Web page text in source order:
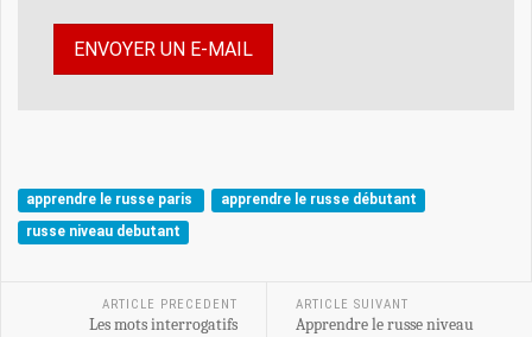
ENVOYER UN E-MAIL
apprendre le russe paris
apprendre le russe débutant
russe niveau debutant
ARTICLE PRECEDENT
Les mots interrogatifs
ARTICLE SUIVANT
Apprendre le russe niveau